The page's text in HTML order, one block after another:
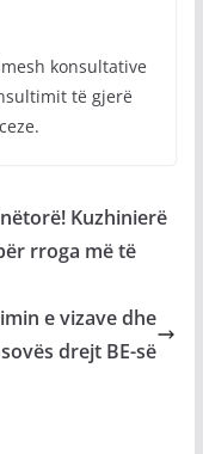
konsultative
të gjerë
Kuzhinierë
rroga më të
e vizave dhe
drejt BE-së